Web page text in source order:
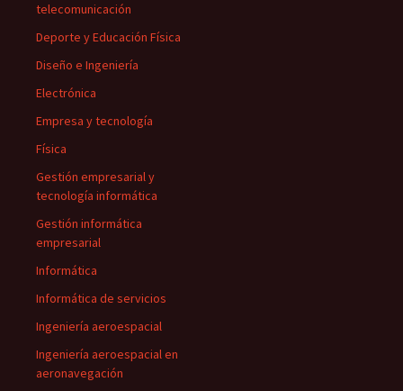
telecomunicación
Deporte y Educación Física
Diseño e Ingeniería
Electrónica
Empresa y tecnología
Física
Gestión empresarial y
tecnología informática
Gestión informática
empresarial
Informática
Informática de servicios
Ingeniería aeroespacial
Ingeniería aeroespacial en
aeronavegación